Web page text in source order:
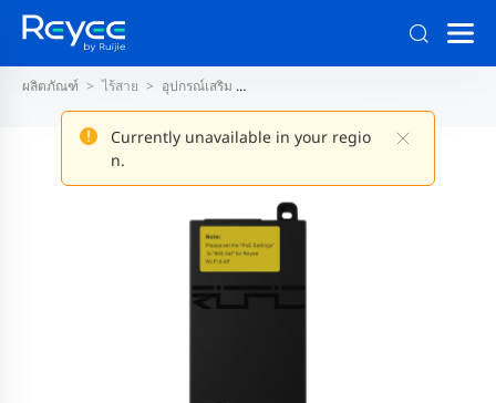
Currently unavailable in your regio
n.
ผลิตภัณฑ์ ไร้สาย อุปกรณ์เสริม